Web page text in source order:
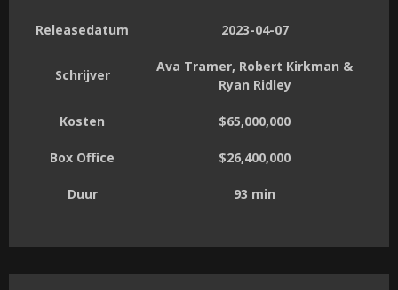
Releasedatum 2023-04-07
Schrijver
Ava Tramer, Robert Kirkman &
Ryan Ridley
Kosten $65,000,000
Box Office $26,400,000
Duur 93 min